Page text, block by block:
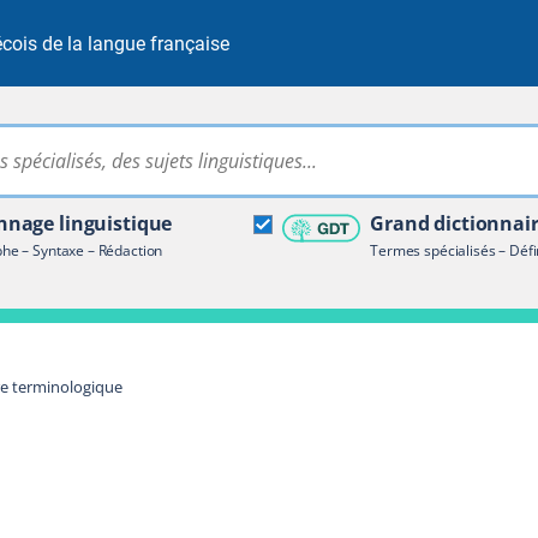
de la langue française
Rechercher dans tout le site
linguistique
– Syntaxe – Rédaction
Grand
Termes spécialisés –
terminologique
terminologique